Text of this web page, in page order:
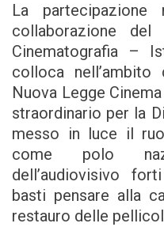
La
collaborazione del
Cinematografia –
colloca
Nuova Legge
straordinario per la
messo in luce il
come polo
dell’audiovisivo
basti pensare alla
restauro delle